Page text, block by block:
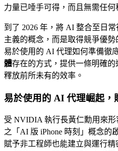
力量已唾手可得，而且無需任
到了 2026 年，將 AI 整合至日
主義的概念，而是取得競爭優
易於使用的 AI 代理如何準備徹
體存在的方式，提供一條明確
釋放前所未有的效率。
易於使用的 AI 代理崛起，
受 NVIDIA 執行長黃仁勳用來
之「AI 版 iPhone 時刻」概念的
賦予非工程師也能建立與運行